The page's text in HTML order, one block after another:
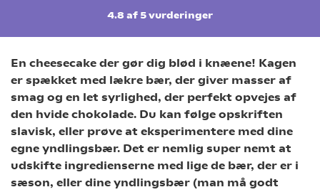
4.8 af 5vurderinger
En cheesecake der gør dig blød i knæene! Kagen
er spækket med lækre bær, der giver masser af
smag og en let syrlighed, der perfekt opvejes af
den hvide chokolade. Du kan følge opskriften
slavisk, eller prøve at eksperimentere med dine
egne yndlingsbær. Det er nemlig super nemt at
udskifte ingredienserne med lige de bær, der er i
sæson, eller dine yndlingsbær (man må godt